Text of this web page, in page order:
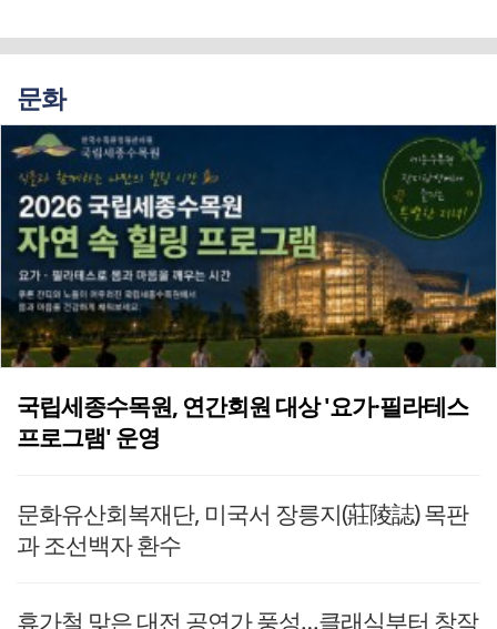
문화
국립세종수목원, 연간회원 대상 '요가·필라테스
프로그램' 운영
문화유산회복재단, 미국서 장릉지(莊陵誌) 목판
과 조선백자 환수
휴가철 맞은 대전 공연가 풍성…클래식부터 창작